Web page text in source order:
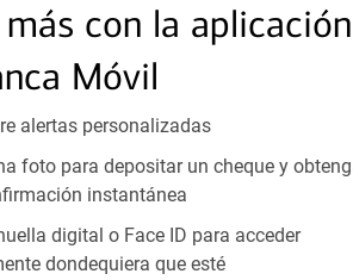
con la aplicación
Móvil
alertas personalizadas
foto para depositar un cheque y
instantánea
digital o Face ID para acceder
dondequiera que esté
Los productos de inversión y seguros:
No Tienen Garantía